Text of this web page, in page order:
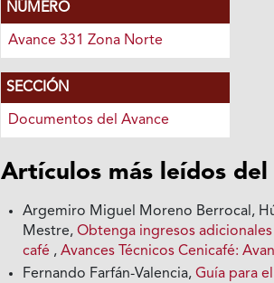
NÚMERO
Avance 331 Zona Norte
SECCIÓN
Documentos del Avance
Artículos más leídos
Argemiro Miguel Moreno Berrocal,
Mestre,Obtenga ingresos
café ,Avances Técnicos Cenicafé:
Fernando Farfán-Valencia,Guía para